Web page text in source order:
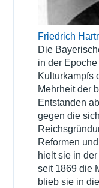
Friedrich
Die
in der
Kulturkampfs
Mehrheit der
Entstanden
gegen die
Reformen
hielt sie in
seit 1869 die
blieb sie in